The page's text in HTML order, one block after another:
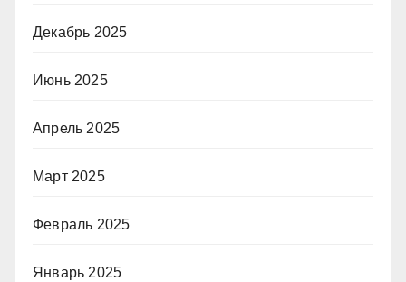
Декабрь 2025
Июнь 2025
Апрель 2025
Март 2025
Февраль 2025
Январь 2025